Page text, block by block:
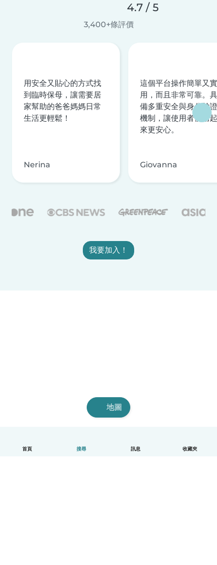
首頁 搜尋 訊息 收藏夾
4.7 / 5
3,400+條評價
用安全又貼心的方式找
到臨時保母，讓需要居
家幫助的爸爸媽媽日常
生活更輕鬆！
Nerina
這個平台操作簡單又實
用，而且非常可靠。具
備多重安全與身分驗證
機制，讓使用者使用起
來更安心。
Giovanna
我要加入！
地圖